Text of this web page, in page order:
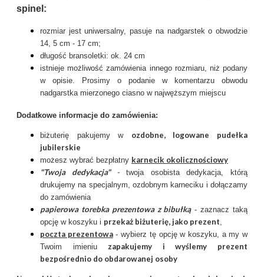
spinel:
rozmiar jest uniwersalny, pasuje na nadgarstek o obwodzie
14, 5 cm - 17 cm;
długość bransoletki: ok. 24 cm
istnieje możliwość zamówienia innego rozmiaru, niż podany
w opisie. Prosimy o podanie w komentarzu obwodu
nadgarstka mierzonego ciasno w najwęższym miejscu
Dodatkowe informacje do zamówienia:
biżuterię pakujemy w ozdobne, logowane pudełka
jubilerskie
możesz wybrać bezpłatny karnecik okolicznościowy
"Twoja dedykacja"-twoja osobista dedykacja, którą
drukujemy na specjalnym, ozdobnym karneciku i dołączamy
do zamówienia
papierowa torebka prezentowa z bibułką- zaznacz taką
opcję w koszyku i przekaż biżuterię, jako prezent,
poczta prezentowa- wybierz tę opcję w koszyku, a my w
Twoim imieniuzapakujemy i wyślemy prezent
bezpośrednio do obdarowanej osoby